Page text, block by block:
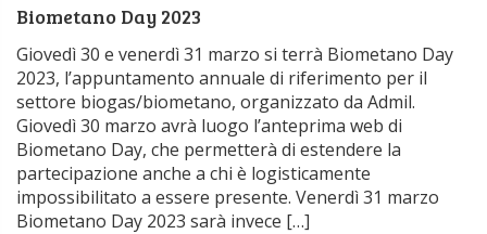
Biometano Day 2023
Giovedì 30 e venerdì 31 marzo si terrà Biometano Day
2023, l’appuntamento annuale di riferimento per il
settore biogas/biometano, organizzato da Admil.
Giovedì 30 marzo avrà luogo l’anteprima web di
Biometano Day, che permetterà di estendere la
partecipazione anche a chi è logisticamente
impossibilitato a essere presente. Venerdì 31 marzo
Biometano Day 2023 sarà invece […]